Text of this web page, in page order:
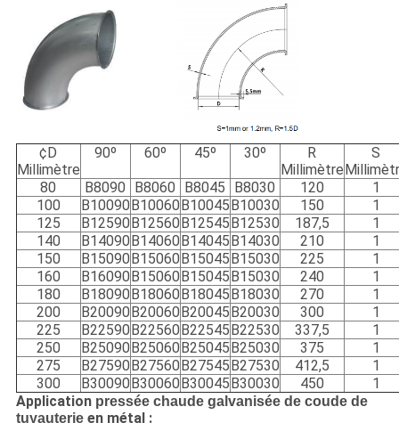
¢D
Millimètre
90º 60º 45º 30º
R
Millimètre
S
80
B8090 B8060 B8045 B8030 120
1
100
B10090 B10060 B10045 B10030 150
1
125
B12590 B12560 B12545 B12530 187,5
1
140
B14090 B14060 B14045 B14030 210
1
150
B15090 B15060 B15045 B15030 225
1
160
B16090 B15060 B15045 B15030 240
1
180
B18090 B18060 B18045 B18030 270
1
200
B20090 B20060 B20045 B20030 300
1
225
B22590 B22560 B22545 B22530 337,5
1
250
B25090 B25060 B25045 B25030 375
1
275
B27590 B27560 B27545 B27530 412,5
1
300
B30090 B30060 B30045 B30030 450
1
Application pressée chaude galvanisée de coude de
tuyauterieen métal :